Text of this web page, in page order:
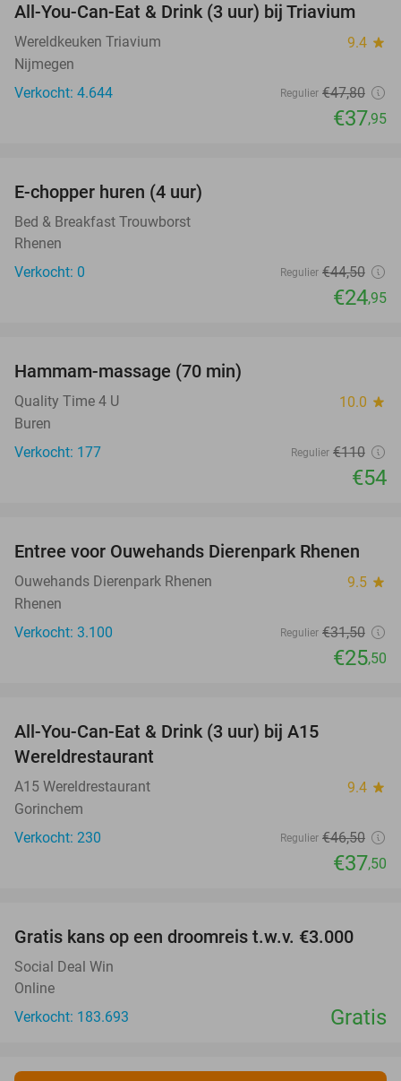
21%
All-You-Can-Eat & Drink (3 uur) bij Triavium
Wereldkeuken Triavium 9.4 star
Nijmegen
Verkocht: 4.644
Regulier €47,80
€37,95
NEW
TODAY
E-chopper huren (4 uur)
Bed & Breakfast Trouwborst
Rhenen
Verkocht: 0
Regulier €44,50
€24,95
Hammam-massage (70 min)
Quality Time 4 U 10.0 star
Buren
Verkocht: 177
Regulier €110
€54
19%
Entree voor Ouwehands Dierenpark Rhenen
Ouwehands Dierenpark Rhenen 9.5 star
Rhenen
Verkocht: 3.100
Regulier €31,50
€25,50
All-You-Can-Eat & Drink (3 uur) bij A15
Wereldrestaurant
A15 Wereldrestaurant 9.4 star
Gorinchem
Verkocht: 230
Regulier €46,50
€37,50
Gratis kans op een droomreis t.w.v. €3.000
Social Deal Win
Online
Verkocht: 183.693
Gratis